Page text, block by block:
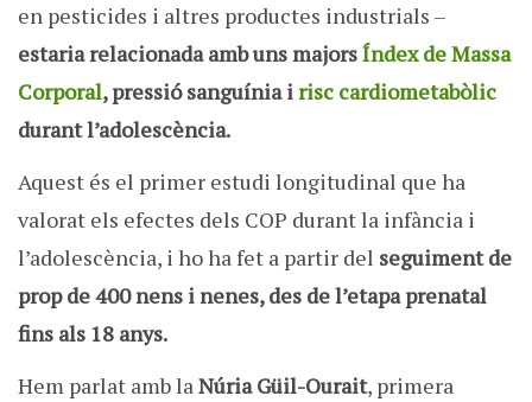
en pesticides i altres productes industrials –
estaria relacionada amb uns majorsÍndex de Massa
Corporal, pressió sanguínia irisc cardiometabòlic
durant l’adolescència.
Aquest és el primer estudi longitudinal que ha
valorat els efectes dels COP durant la infància i
l’adolescència, i ho ha fet a partir del seguiment de
prop de 400 nens i nenes, des de l’etapa prenatal
fins als 18 anys.
Hem parlat amb laNúria Güil-Ourait, primera